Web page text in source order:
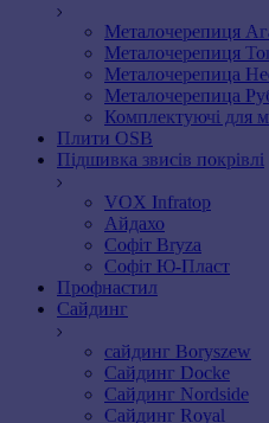
Металочерепиця
Металочерепиця
Металочерепица
Металочерепица
Комплектуючі для
Плити OSB
Підшивка звисів покрівлі
VOX Infratop
Айдахо
Софiт Bryza
Софiт Ю-Пласт
Профнастил
Сайдинг
сайдинг Boryszew
Сайдинг Docke
Сайдинг Nordside
Сайдинг Royal